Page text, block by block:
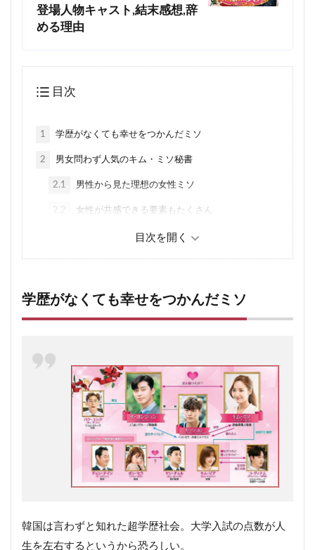
登場人物キャスト,結末感想,辞
める理由
目次
1 学歴がなくても幸せをつかんだミソ
2 男女問わず人気のキム・ミソ秘書
2.1 男性から見た理想の女性ミソ
2.2 女性が共感できる要素もたくさん
男が惚れる男、ヨンジュン
3.1 女性から見た理想の男性・ヨンジュン
学歴がなくても幸せをつかんだミソ
韓国は言わずと知れた超学歴社会。大学入試の点数が人
生を左右するというから恐ろしい。